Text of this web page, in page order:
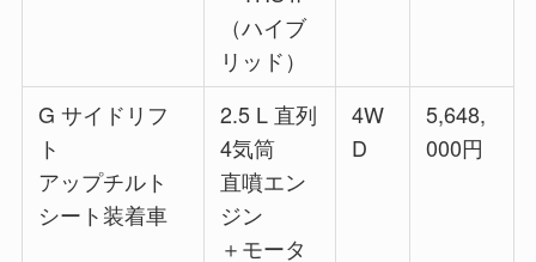
（ハイブ
リッド）
G サイドリフ
ト
アップチルト
シート装着車
2.5 L 直列
4気筒
直噴エン
ジン
＋モータ
4W
D
5,648,
000円